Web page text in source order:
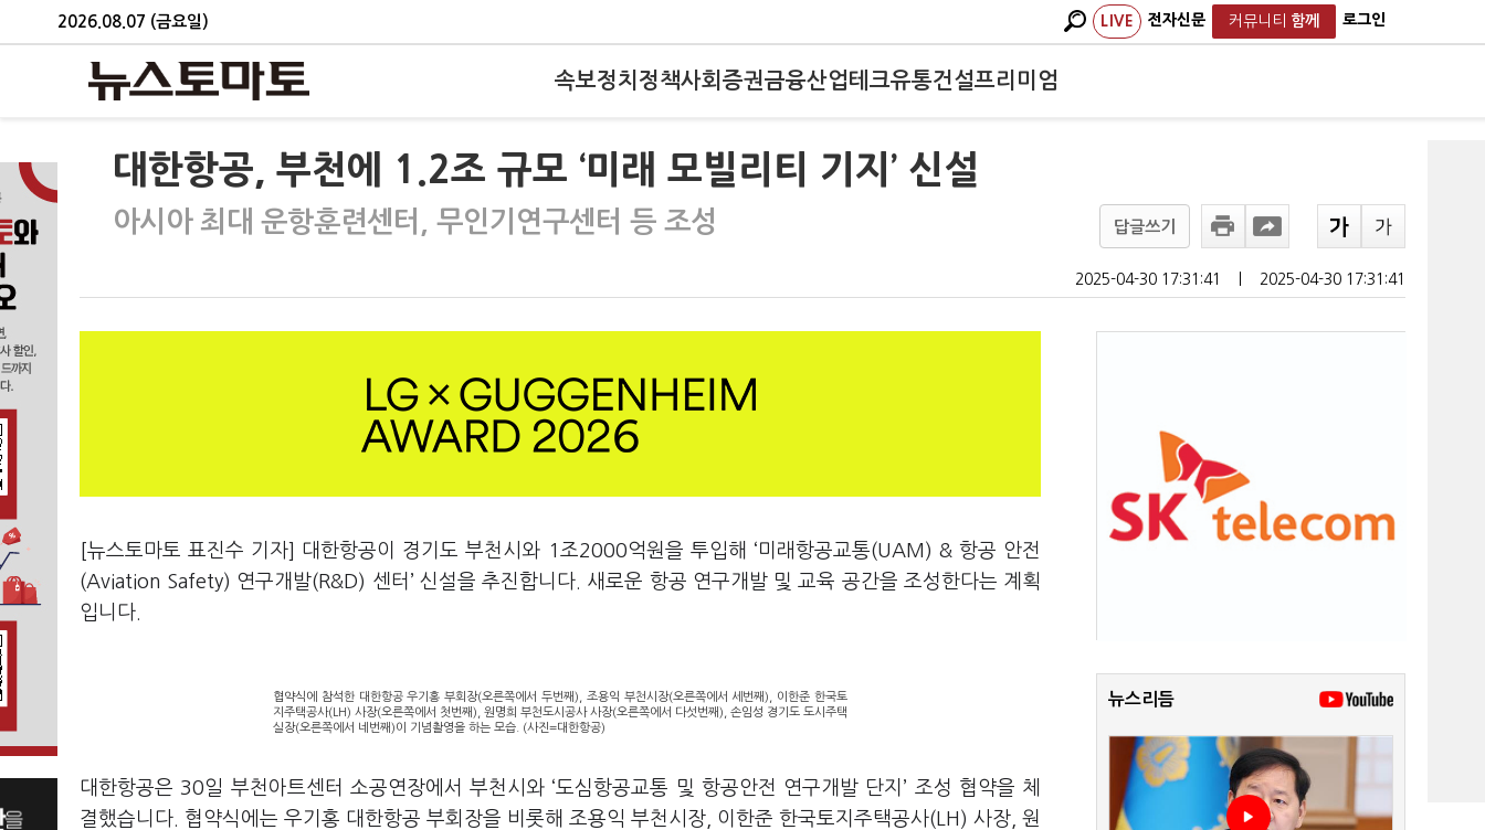
2026.08.07 (금요일) LIVE 전자신문 커뮤니티 함께 로그인
속보정치 정책사회 증권금융산업테크유통건설프리미엄
대한항공, 부천에 1.2조 규모 ‘미래 모빌리티 기지’ 신설
아시아 최대 운항훈련센터, 무인기연구센터 등 조성 답글쓰기
2025-04-30 17:31:41 2025-04-30 17:31:41
[뉴스토마토 표진수 기자] 대한항공이 경기도 부천시와 1조2000억원을 투입해 ‘미래항공교통(UAM) & 항공 안전
(Aviation Safety) 연구개발(R&D) 센터’ 신설을 추진합니다. 새로운 항공 연구개발 및 교육 공간을 조성한다는 계획
입니다.
협약식에 참석한 대한항공 우기홍 부회장(오른쪽에서 두번째), 조용익 부천시장(오른쪽에서 세번째), 이한준 한국토
지주택공사(LH) 사장(오른쪽에서 첫번째), 원명희 부천도시공사 사장(오른쪽에서 다섯번째), 손임성 경기도 도시주택
실장(오른쪽에서 네번째)이 기념촬영을 하는 모습. (사진=대한항공)
대한항공은 30일 부천아트센터 소공연장에서 부천시와 ‘도심항공교통 및 항공안전 연구개발 단지’ 조성 협약을 체
결했습니다. 협약식에는 우기홍 대한항공 부회장을 비롯해 조용익 부천시장, 이한준 한국토지주택공사(LH) 사장, 원
뉴스리듬